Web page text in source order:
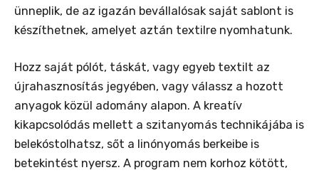
ünneplik, de az igazán bevállalósak saját sablont is
készíthetnek, amelyet aztán textilre nyomhatunk.
Hozz saját pólót, táskát, vagy egyeb textilt az
újrahasznosítás jegyében, vagy válassz a hozott
anyagok közül adomány alapon. A kreatív
kikapcsolódás mellett a szitanyomás technikájába is
belekóstolhatsz, sőt a linónyomás berkeibe is
betekintést nyersz. A program nem korhoz kötött,